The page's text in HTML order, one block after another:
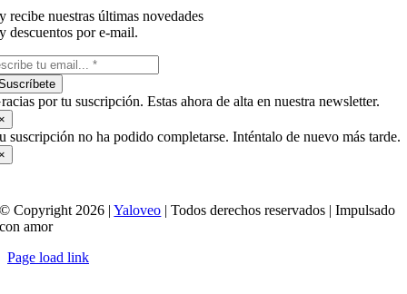
y recibe nuestras últimas novedades
y descuentos por e-mail.
por tu suscripción. Estas ahora de alta en nuestra newsletter.
suscripción no ha podido completarse. Inténtalo de nuevo más tarde.
© Copyright 2026 |Yaloveo | Todos derechos reservados | Impulsado
con amor
Page load link